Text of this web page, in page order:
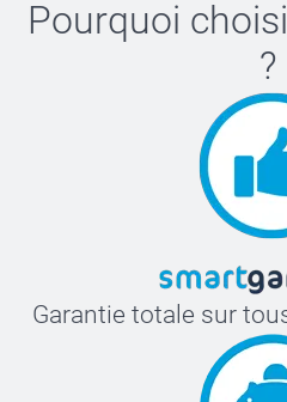
Pourquoi
?
Garantie totale sur